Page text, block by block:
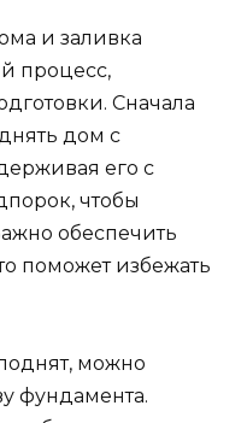
и заливка
процесс,
Сначала
дом с
его с
чтобы
обеспечить
поможет избежать
можно
фундамента.